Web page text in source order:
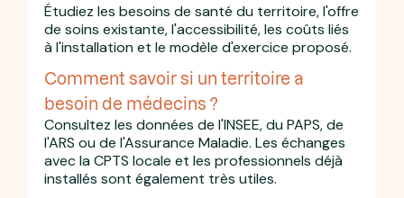
Étudiez les besoins de santé du territoire, l'offre
de soins existante, l'accessibilité, les coûts liés
à l'installation et le modèle d'exercice proposé.
Comment savoir si un territoire a
besoin de médecins ?
Consultez les données de l'INSEE, du PAPS, de
l'ARS ou de l'Assurance Maladie. Les échanges
avec la CPTS locale et les professionnels déjà
installés sont également très utiles.